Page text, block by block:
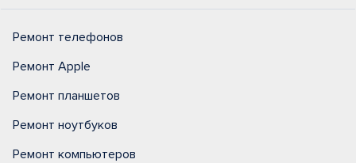
Ремонт телефонов
Ремонт Apple
Ремонт планшетов
Ремонт ноутбуков
Ремонт компьютеров